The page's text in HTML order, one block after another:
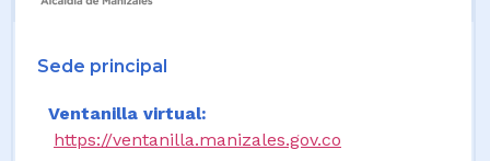
Sede principal
Ventanilla virtual:
https://ventanilla.manizales.gov.co